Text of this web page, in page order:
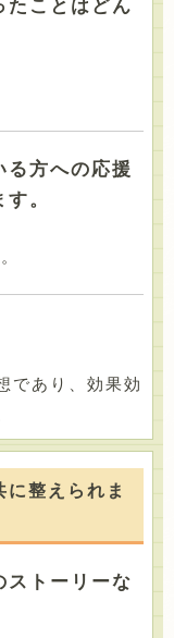
たことはどん
る方への応援
。
であり、効果効
整えられま
ストーリーな